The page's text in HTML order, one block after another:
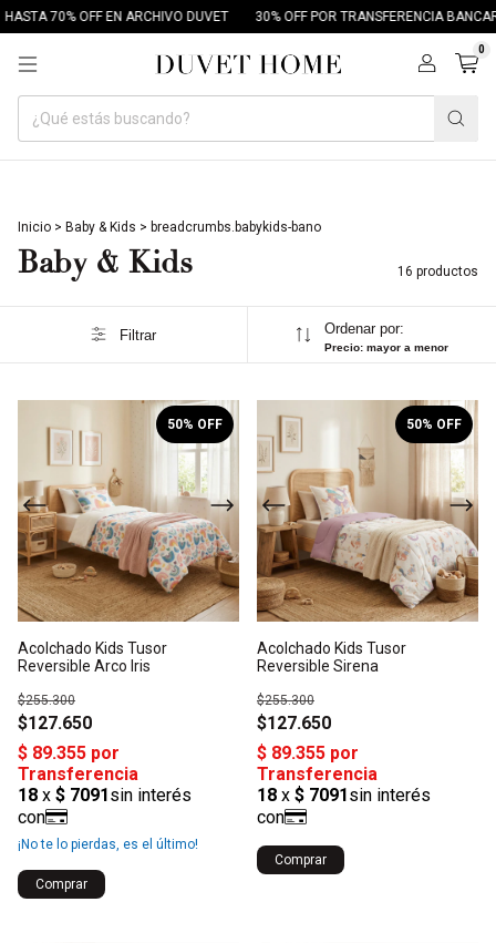
70% OFF EN ARCHIVO DUVET 30% OFF POR TRANSFERENCIA BANCARIA
0
Inicio > Baby & Kids > breadcrumbs.babykids-bano
Baby & Kids 16 productos
Filtrar Ordenar por:
Precio: mayor a menor
1/5
Acolchado Kids Tusor
Reversible Arco Iris
$127.650
$255.300
50% OFF
¡No te lo pierdas, es el último!
Comprar
1/5
Acolchado Kids Tusor
Reversible Sirena
$127.650
$255.300
50% OFF
Comprar